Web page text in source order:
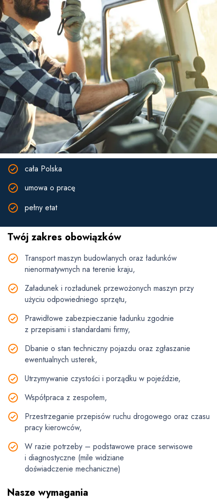
cała Polska
umowa o pracę
pełny etat
Twój zakres obowiązków
Transport maszyn budowlanych oraz ładunków
nienormatywnych na terenie kraju,
Załadunek i rozładunek przewożonych maszyn przy
użyciu odpowiedniego sprzętu,
Prawidłowe zabezpieczanie ładunku zgodnie
z przepisami i standardami firmy,
Dbanie o stan techniczny pojazdu oraz zgłaszanie
ewentualnych usterek,
Utrzymywanie czystości i porządku w pojeździe,
Współpraca z zespołem,
Przestrzeganie przepisów ruchu drogowego oraz czasu
pracy kierowców,
W razie potrzeby – podstawowe prace serwisowe
i diagnostyczne (mile widziane
doświadczenie mechaniczne)
Nasze wymagania